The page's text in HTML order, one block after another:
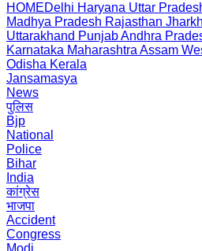
HOMEDelhi Haryana Uttar
Madhya Pradesh Rajasthan
Uttarakhand PunjabAndhra
Karnataka Maharashtra Assam
Odisha Kerala
Jansamasya
News
पुलिस
Bjp
National
Police
Bihar
India
कांग्रेस
भाजपा
Accident
Congress
Modi